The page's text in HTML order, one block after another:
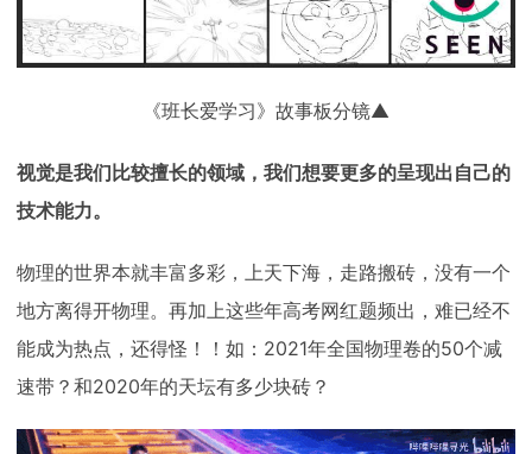
《班长爱学习》故事板分镜▲
视觉是我们比较擅长的领域，我们想要更多的呈现出自己的
技术能力。
物理的世界本就丰富多彩，上天下海，走路搬砖，没有一个
地方离得开物理。再加上这些年高考网红题频出，难已经不
能成为热点，还得怪！！如：2021年全国物理卷的50个减
速带？和2020年的天坛有多少块砖？